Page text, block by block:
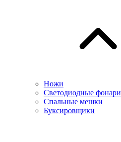
Ножи
Светодиодные фонари
Спальные мешки
Буксировщики